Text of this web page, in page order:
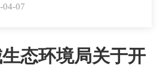
04-07
态环境局关于开